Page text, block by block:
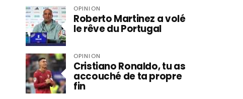
OPINION
Roberto Martinez a volé
le rêve du Portugal
OPINION
Cristiano Ronaldo, tu as
accouché de ta propre
fin